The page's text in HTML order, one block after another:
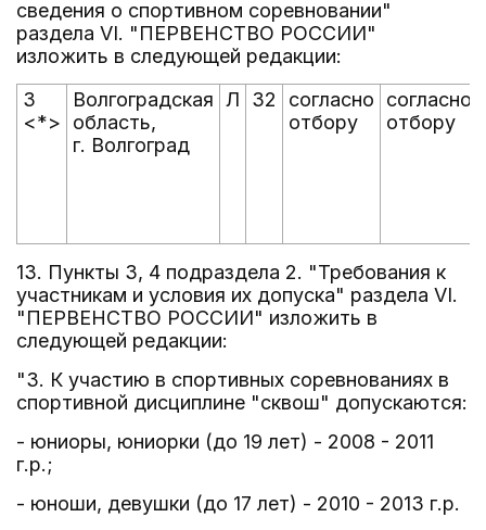
сведения о спортивном соревновании"
раздела VI. "ПЕРВЕНСТВО РОССИИ"
изложить в следующей редакции:
3
<*>
Волгоградская
область,
г. Волгоград
Л 32
согласно
отбору
согласно
отбору
13. Пункты 3, 4 подраздела 2. "Требования к
участникам и условия их допуска" раздела VI.
"ПЕРВЕНСТВО РОССИИ" изложить в
следующей редакции:
"3. К участию в спортивных соревнованиях в
спортивной дисциплине "сквош" допускаются:
- юниоры, юниорки (до 19 лет) - 2008 - 2011
г.р.;
- юноши, девушки (до 17 лет) - 2010 - 2013 г.р.